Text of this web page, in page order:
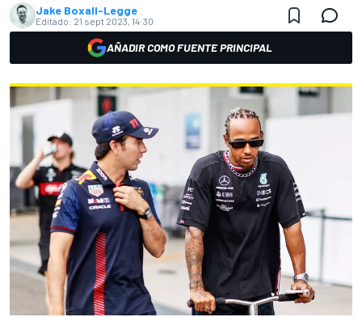
Jake Boxall-Legge
Editado: 21 sept 2023, 14:30
AÑADIR COMO FUENTE PRINCIPAL